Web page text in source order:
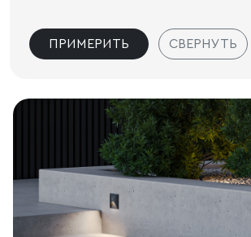
ПРИМЕРИТЬ СВЕРНУТЬ